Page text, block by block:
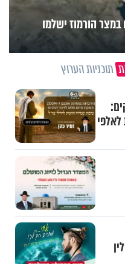
הורמוז ישלמו
תוכניות הערוץ